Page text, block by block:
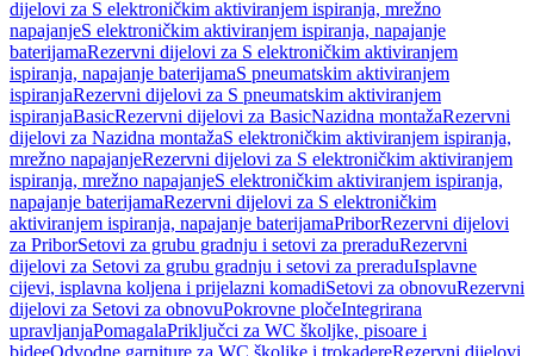
dijelovi za S elektroničkim aktiviranjem ispiranja, mrežno
napajanjeS elektroničkim aktiviranjem ispiranja, napajanje
baterijamaRezervni dijelovi za S elektroničkim aktiviranjem
ispiranja, napajanje baterijamaS pneumatskim aktiviranjem
ispiranjaRezervni dijelovi za S pneumatskim aktiviranjem
ispiranjaBasicRezervni dijelovi za BasicNazidna montažaRezervni
dijelovi za Nazidna montažaS elektroničkim aktiviranjem ispiranja,
mrežno napajanjeRezervni dijelovi za S elektroničkim aktiviranjem
ispiranja, mrežno napajanjeS elektroničkim aktiviranjem ispiranja,
napajanje baterijamaRezervni dijelovi za S elektroničkim
aktiviranjem ispiranja, napajanje baterijamaPriborRezervni dijelovi
za PriborSetovi za grubu gradnju i setovi za preraduRezervni
dijelovi za Setovi za grubu gradnju i setovi za preraduIsplavne
cijevi, isplavna koljena i prijelazni komadiSetovi za obnovuRezervni
dijelovi za Setovi za obnovuPokrovne pločeIntegrirana
upravljanjaPomagalaPriključci za WC školjke, pisoare i
bideeOdvodne garniture za WC školjke i trokadereRezervni dijelovi